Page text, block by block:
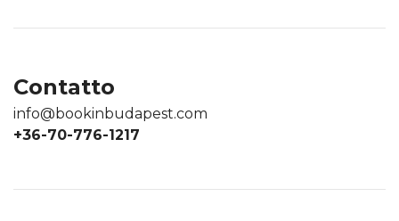
Contatto
info@bookinbudapest.com
+36-70-776-1217